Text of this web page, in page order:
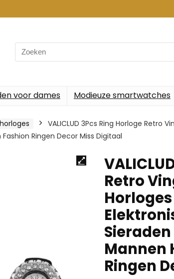
Search
for:
voor dames Modieuze smartwatches
VALICLUD 3Pcs Ring Horloge Retro
Ringen Decor Miss Digitaal
Retro
Mannen
Ringen